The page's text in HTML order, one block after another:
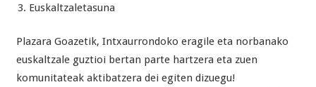
Euskaltzaletasuna
Plazara Goazetik, Intxaurrondoko eragile eta norbanako
euskaltzale guztioi bertan parte hartzera eta zuen
komunitateak aktibatzera dei egiten dizuegu!